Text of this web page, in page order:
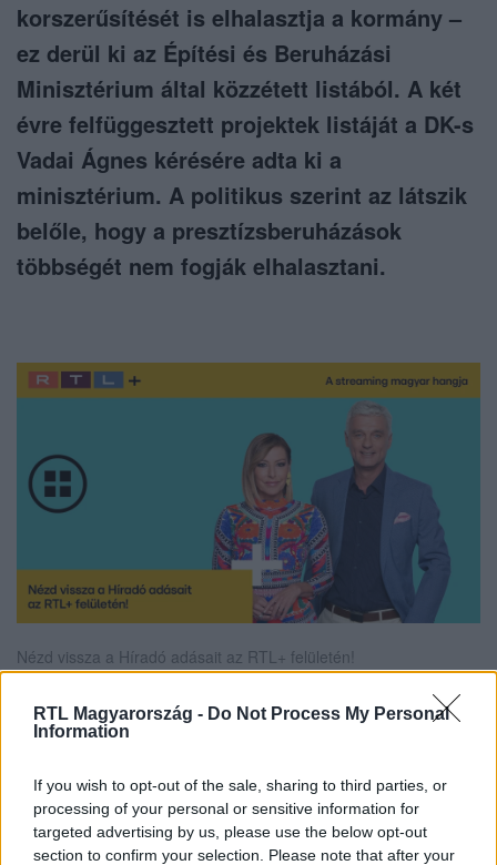
RTL Magyarország - Do Not Process My Personal
Information
If you wish to opt-out of the sale, sharing to third parties, or
processing of your personal or sensitive information for
targeted advertising by us, please use the below opt-out
section to confirm your selection. Please note that after your
korszerűsítését is elhalasztja a kormány –
ez derül ki az Építési és Beruházási
Minisztérium által közzétett listából. A két
évre felfüggesztett projektek listáját a DK-s
Vadai Ágnes kérésére adta ki a
minisztérium. A politikus szerint az látszik
belőle, hogy a presztízsberuházások
többségét nem fogják elhalasztani.
Nézd vissza a Híradó adásait az RTL+ felületén!